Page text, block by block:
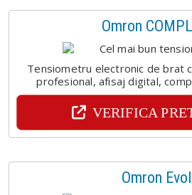
Omron
Tensiometru electronic de brat
profesional, afisaj digital,
VERIFICA
Omron